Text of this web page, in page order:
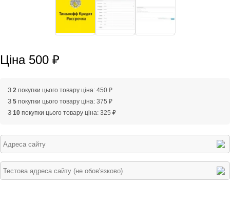
Ціна 500 ₽
З 2 покупки цього товару ціна: 450 ₽
З 5 покупки цього товару ціна: 375 ₽
З 10 покупки цього товару ціна: 325 ₽